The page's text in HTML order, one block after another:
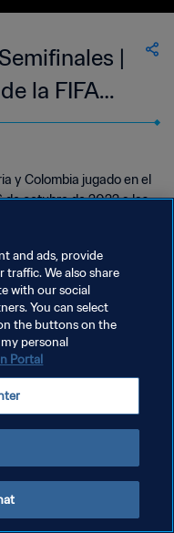
|
la FIFA
y Colombia jugado en el
de octubre de 2022 a las
and ads, provide
traffic. We also share
with our social
You can select
the buttons on the
personal
Portal